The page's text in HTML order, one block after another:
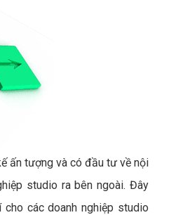
ấn tượng và có đầu tư về nội
studio ra bên ngoài. Đây
các doanh nghiệp studio